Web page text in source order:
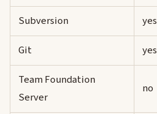
Subversion
yes
Git
yes
Team Foundation
Server
no